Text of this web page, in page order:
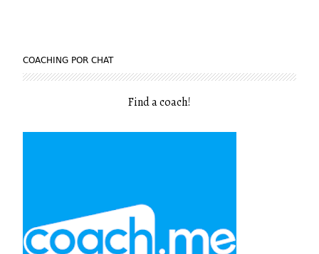
COACHING POR CHAT
Find a coach!